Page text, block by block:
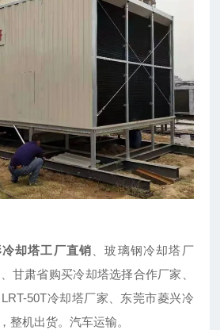
却塔工厂直销 、玻璃钢冷却塔厂
甘肃省购买冷却塔选择合作厂家、
50T冷却塔厂家、东莞市菱兴冷
整机出货。汽车运输。